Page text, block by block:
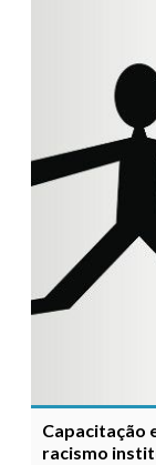
Capacitação
racismo